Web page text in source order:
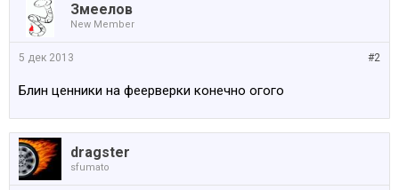
Змеелов
New Member
#2
5 дек 2013
Блин ценники на феерверки конечно огого
dragster
sfumato